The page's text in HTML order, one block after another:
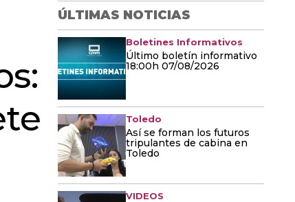
ÚLTIMAS NOTICIAS
Boletines Informativos
Último boletín informativo
18:00h 07/08/2026
Toledo
Así se forman los futuros
tripulantes de cabina en
Toledo
VIDEOS